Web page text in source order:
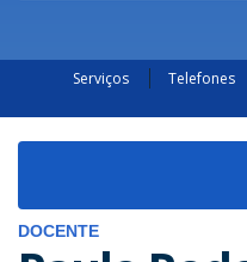
Serviços Telefones
DOCENTE